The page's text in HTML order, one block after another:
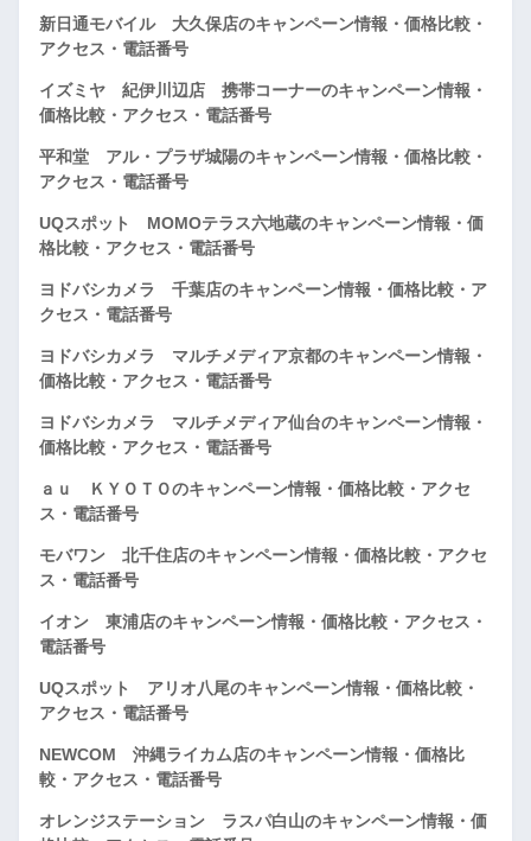
新日通モバイル 大久保店のキャンペーン情報・価格比較・
アクセス・電話番号
イズミヤ 紀伊川辺店 携帯コーナーのキャンペーン情報・
価格比較・アクセス・電話番号
平和堂 アル・プラザ城陽のキャンペーン情報・価格比較・
アクセス・電話番号
UQスポット MOMOテラス六地蔵のキャンペーン情報・価
格比較・アクセス・電話番号
ヨドバシカメラ 千葉店のキャンペーン情報・価格比較・ア
クセス・電話番号
ヨドバシカメラ マルチメディア京都のキャンペーン情報・
価格比較・アクセス・電話番号
ヨドバシカメラ マルチメディア仙台のキャンペーン情報・
価格比較・アクセス・電話番号
ａｕ ＫＹＯＴＯのキャンペーン情報・価格比較・アクセ
ス・電話番号
モバワン 北千住店のキャンペーン情報・価格比較・アクセ
ス・電話番号
イオン 東浦店のキャンペーン情報・価格比較・アクセス・
電話番号
UQスポット アリオ八尾のキャンペーン情報・価格比較・
アクセス・電話番号
NEWCOM 沖縄ライカム店のキャンペーン情報・価格比
較・アクセス・電話番号
オレンジステーション ラスパ白山のキャンペーン情報・価